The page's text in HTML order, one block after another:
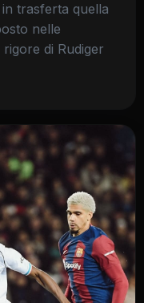
trasferta quella
nelle
rigore di Rudiger